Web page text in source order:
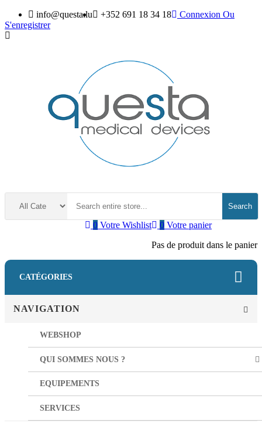
info@questa.lu +352 691 18 34 18 Connexion Ou
S'enregistrer
Search
0 Votre panier
Pas de produit dans le panier
0 Votre Wishlist
CATÉGORIES
NAVIGATION
WEBSHOP
QUI SOMMES NOUS ?
EQUIPEMENTS
SERVICES